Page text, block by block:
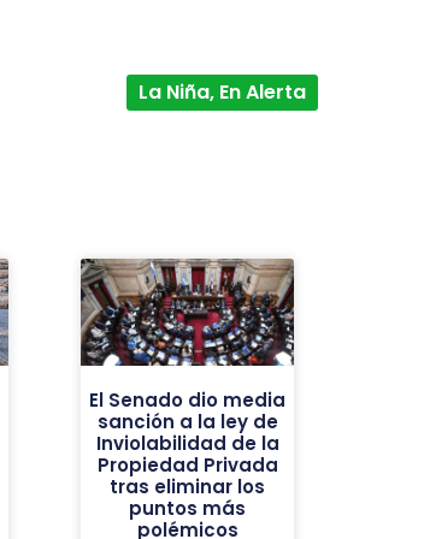
La Niña, En Alerta
El Senado dio media
sanción a la ley de
Inviolabilidad de la
Propiedad Privada
tras eliminar los
puntos más
polémicos